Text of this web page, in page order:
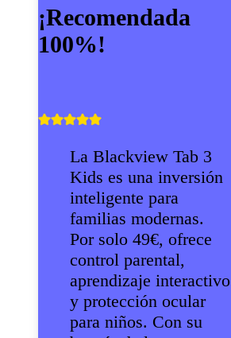
¡Recomendada
100%!
La Blackview Tab 3
Kids es una inversión
inteligente para
familias modernas.
Por solo 49€, ofrece
control parental,
aprendizaje interactivo
y protección ocular
para niños. Con su